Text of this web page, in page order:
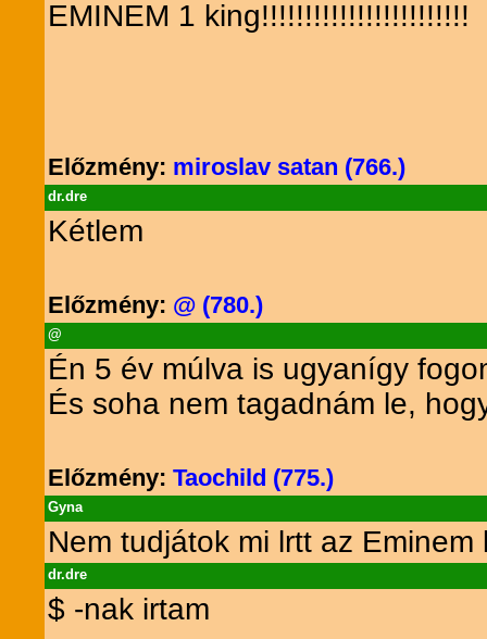
EMINEM 1 king!!!!!!!!!!!!!!!!!!!!!!!!
Előzmény: miroslav satan (766.)
dr.dre
Kétlem
Előzmény: @ (780.)
@
Én 5 év múlva is ugyanígy
És soha nem tagadnám le,
Előzmény: Taochild (775.)
Gyna
Nem tudjátok mi lrtt az Eminem
dr.dre
$ -nak irtam